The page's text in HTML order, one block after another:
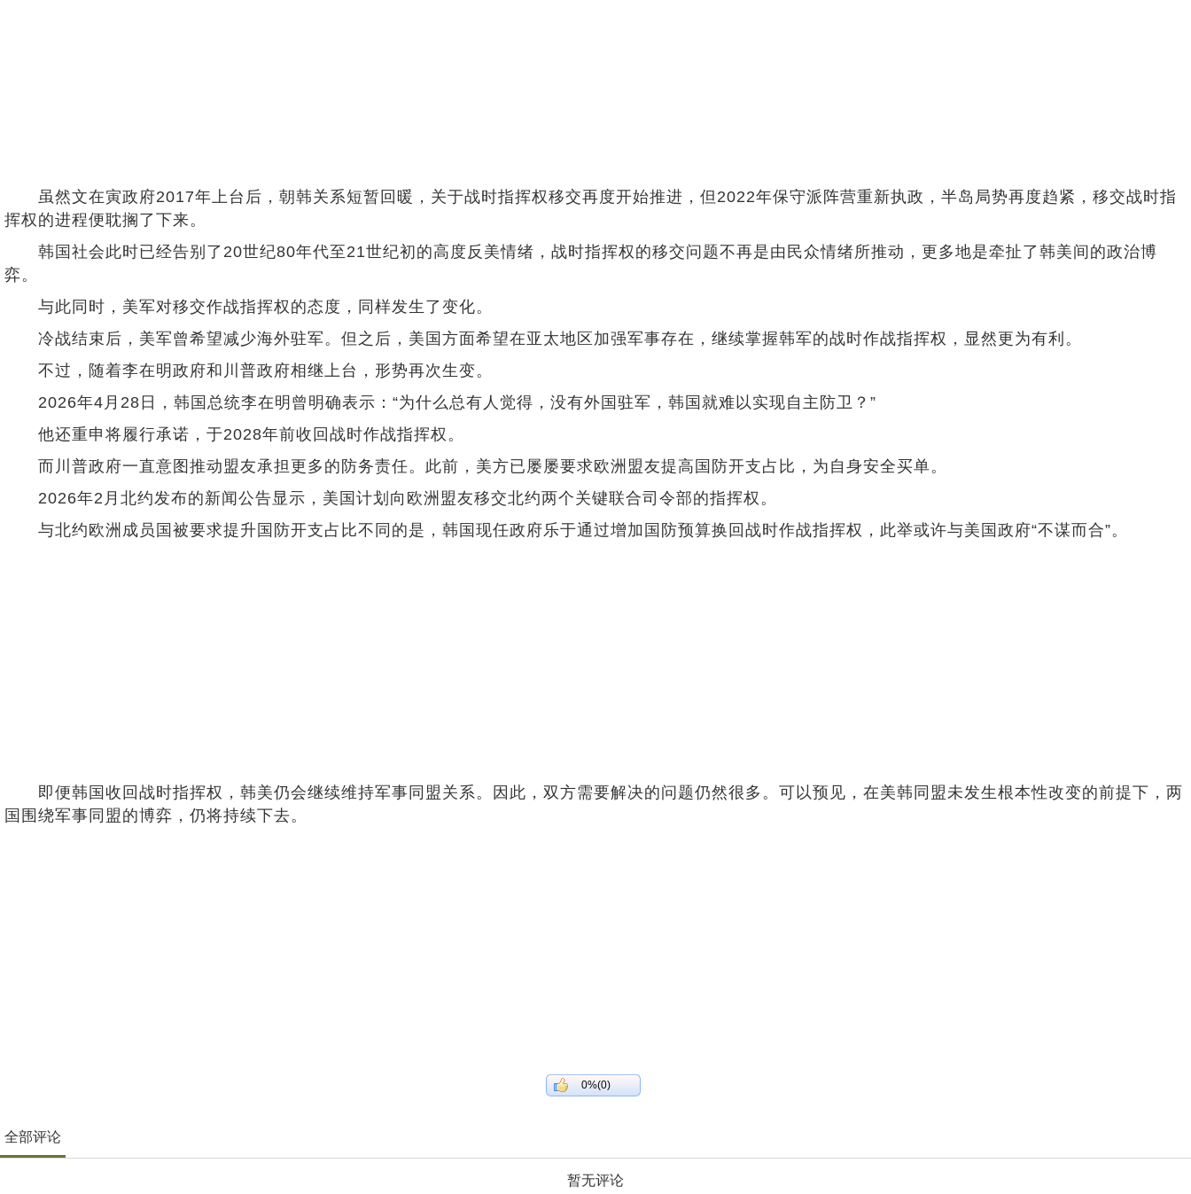
虽然文在寅政府2017年上台后，朝韩关系短暂回暖，关于战时指挥权移交再度开始推进，但2022年保守派阵营重新执政，半岛局势再度趋紧，移交战时指
挥权的进程便耽搁了下来。
韩国社会此时已经告别了20世纪80年代至21世纪初的高度反美情绪，战时指挥权的移交问题不再是由民众情绪所推动，更多地是牵扯了韩美间的政治博
弈。
与此同时，美军对移交作战指挥权的态度，同样发生了变化。
冷战结束后，美军曾希望减少海外驻军。但之后，美国方面希望在亚太地区加强军事存在，继续掌握韩军的战时作战指挥权，显然更为有利。
不过，随着李在明政府和川普政府相继上台，形势再次生变。
2026年4月28日，韩国总统李在明曾明确表示：“为什么总有人觉得，没有外国驻军，韩国就难以实现自主防卫？”
他还重申将履行承诺，于2028年前收回战时作战指挥权。
而川普政府一直意图推动盟友承担更多的防务责任。此前，美方已屡屡要求欧洲盟友提高国防开支占比，为自身安全买单。
2026年2月北约发布的新闻公告显示，美国计划向欧洲盟友移交北约两个关键联合司令部的指挥权。
与北约欧洲成员国被要求提升国防开支占比不同的是，韩国现任政府乐于通过增加国防预算换回战时作战指挥权，此举或许与美国政府“不谋而合”。
即便韩国收回战时指挥权，韩美仍会继续维持军事同盟关系。因此，双方需要解决的问题仍然很多。可以预见，在美韩同盟未发生根本性改变的前提下，两
国围绕军事同盟的博弈，仍将持续下去。
0%(0)
全部评论
暂无评论